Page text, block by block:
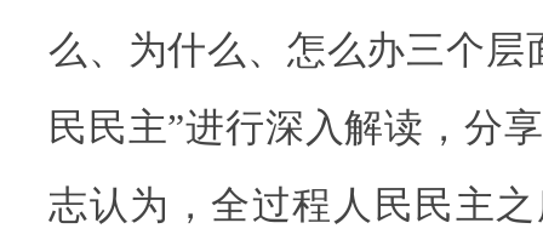
么、为什么、怎么办三个层
民民主”进行深入解读，分
志认为，全过程人民民主